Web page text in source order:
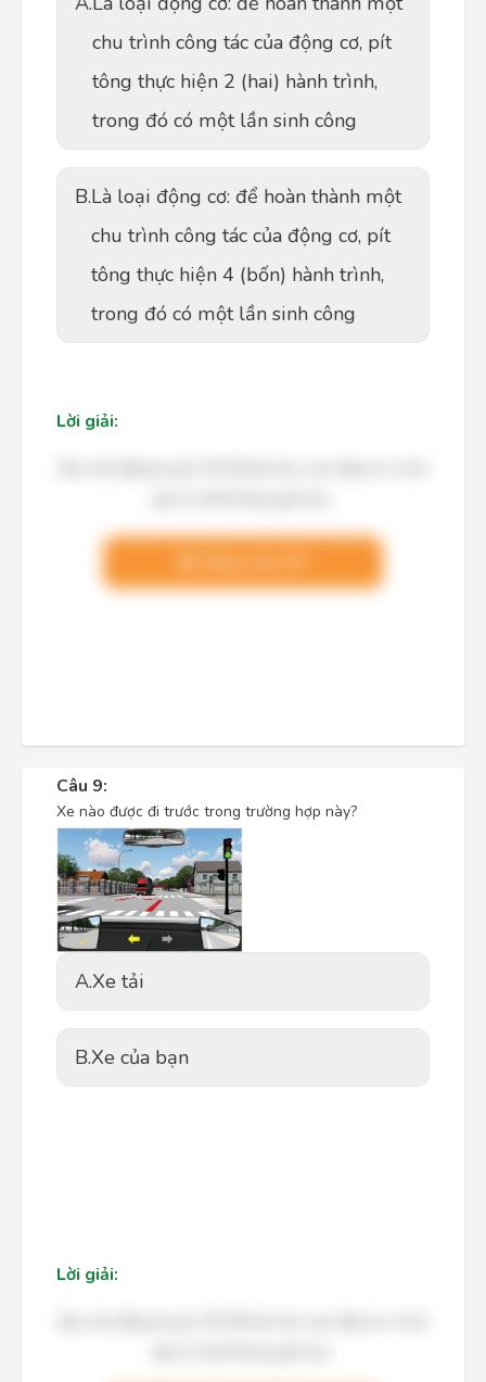
chu trình công tác của động cơ, pít
tông thực hiện 2 (hai) hành trình,
trong đó có một lần sinh công
B.Là loại động cơ: để hoàn thành một
chu trình công tác của động cơ, pít
tông thực hiện 4 (bốn) hành trình,
trong đó có một lần sinh công
Lời giải:
Câu 9:
Xe nào được đi trước trong trường hợp này?
A.Xe tải
B.Xe của bạn
Lời giải: